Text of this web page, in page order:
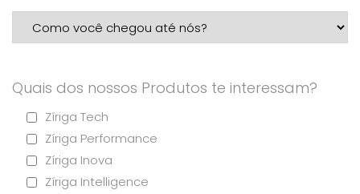
Quais dos nossos Produtos te interessam?
Zíriga Tech
Zíriga Performance
Zíriga Inova
Zíriga Intelligence